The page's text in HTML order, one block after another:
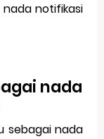
nada notifikasi
nada
sebagai nada